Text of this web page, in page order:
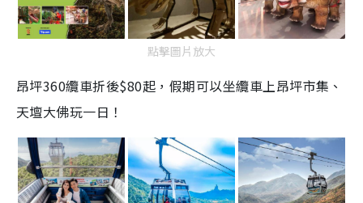
點擊圖片放大
昂坪360纜車折後$80起，假期可以坐纜車上昂坪市集、
天壇大佛玩一日！